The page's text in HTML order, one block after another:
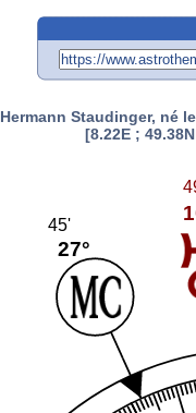
Hermann Staudinger, né
[8.22E ;
27°
45'